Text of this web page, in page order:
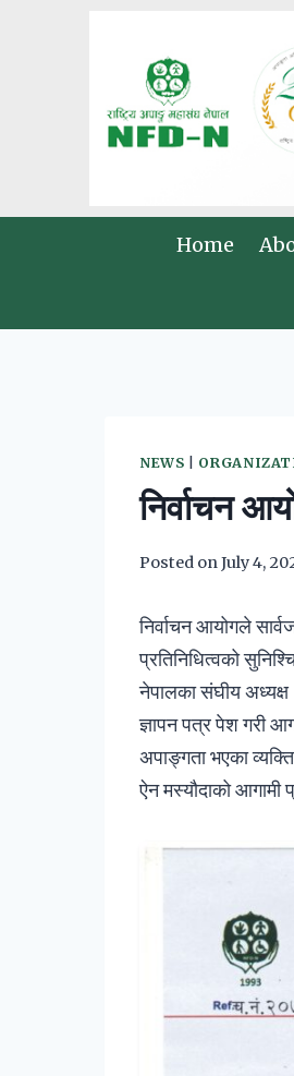
Home
NEWS
निर्वाचन
Posted onJuly 4,
निर्वाचन आयोगले
प्रतिनिधित्वको
नेपालका संघीय अध्यक्ष
ज्ञापन पत्र पेश गरी
अपाङ्गता भएका
ऐन मस्यौदाको